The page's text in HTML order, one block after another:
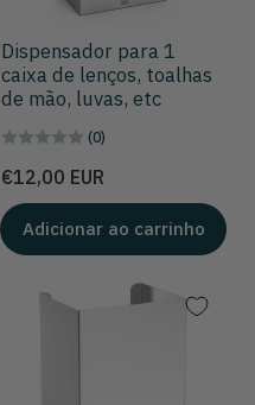
Dispensador para 1
caixa de lenços, toalhas
de mão, luvas, etc
(0)
Preço
€12,00 EUR
Adicionar ao carrinho